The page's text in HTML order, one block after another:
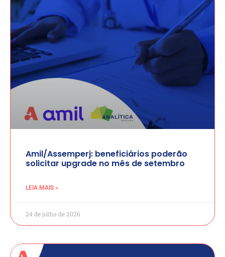
Amil/Assemperj: beneficiários poderão
solicitar upgrade no mês de setembro
LEIA MAIS »
24 de julho de 2026